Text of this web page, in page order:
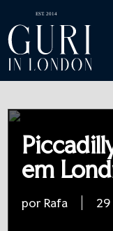
em
por Rafa 29